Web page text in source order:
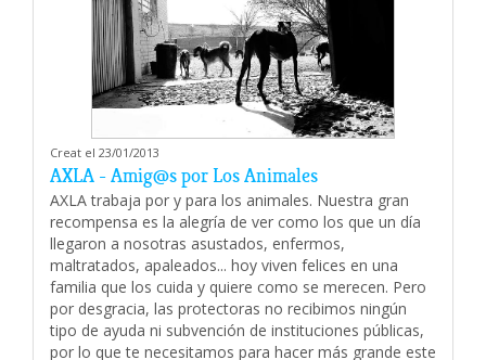
Creat el 23/01/2013
AXLA - Amig@s por Los Animales
AXLA trabaja por y para los animales. Nuestra gran
recompensa es la alegría de ver como los que un día
llegaron a nosotras asustados, enfermos,
maltratados, apaleados... hoy viven felices en una
familia que los cuida y quiere como se merecen. Pero
por desgracia, las protectoras no recibimos ningún
tipo de ayuda ni subvención de instituciones públicas,
por lo que te necesitamos para hacer más grande este